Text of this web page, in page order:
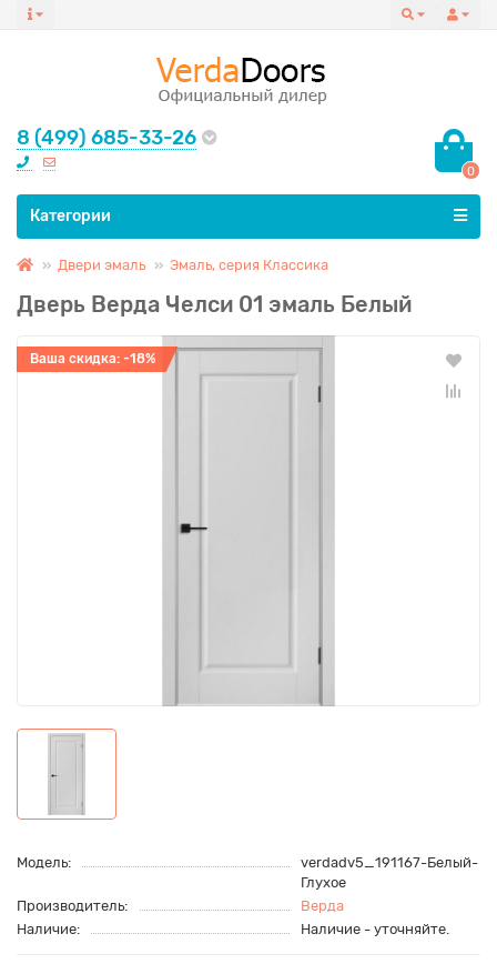
8 (499) 685-33-26
0
Все категории
Категории
Двери эмаль Эмаль, серия Классика
Дверь Верда Челси 01 эмаль Белый
Ваша скидка: -18%
Модель:
verdadv5_191167-Белый-
Глухое
Производитель:
Верда
Наличие:
Наличие - уточняйте.